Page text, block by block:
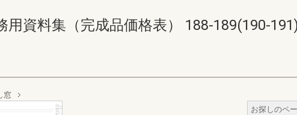
用資料集（完成品価格表） 188-189(190-
窓
お探しのペ